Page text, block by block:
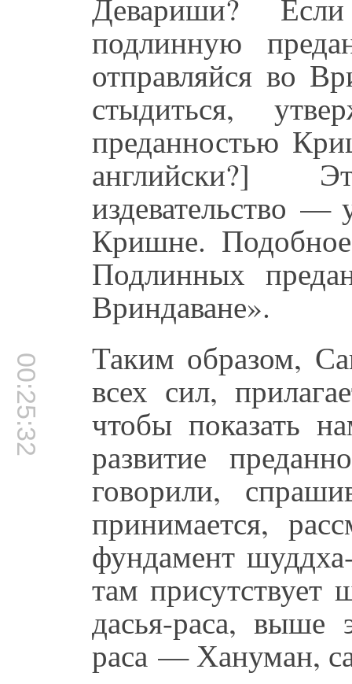
подлинную
отправляйся во
стыдиться,
преданностью
английски?]
издевательство
Кришне.
Подлинных
Вриндаване».
00:25:32 Таким образом,
всех сил,
чтобы показать
развитие
говорили,
принимается,
фундамент
там присутствует
дасья-раса, выше
раса — Хануман,